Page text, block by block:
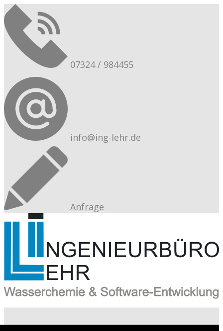
07324 / 984455
info@ing-lehr.de
Anfrage